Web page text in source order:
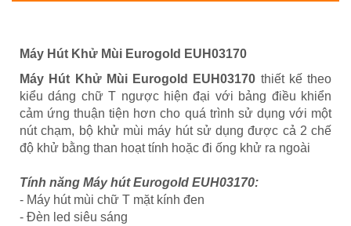
Máy Hút Khử Mùi Eurogold EUH03170
Máy Hút Khử Mùi Eurogold EUH03170 thiết kế theo
kiểu dáng chữ T ngược hiện đại với bảng điều khiển
cảm ứng thuận tiện hơn cho quá trình sử dụng với một
nút chạm, bộ khử mùi máy hút sử dụng được cả 2 chế
độ khử bằng than hoạt tính hoặc đi ống khử ra ngoài
Tính năng Máy hút Eurogold EUH03170:
- Máy hút mùi chữ T mặt kính đen
- Đèn led siêu sáng